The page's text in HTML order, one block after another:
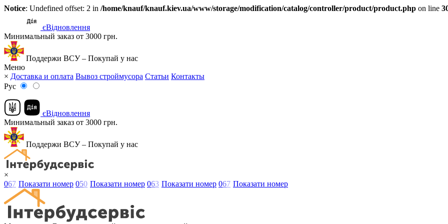
Notice: Undefined offset: 2 in /home/knauf/knauf.kiev.ua/www/storage/modification/catalog/controller/product/product.php on line
єВідновлення
Минимальный заказ от 3000 грн.
Поддержи ВСУ – Покупай у нас
Меню
× Доставка и оплата Вывоз строймусора Статьи Контакты
Рус
єВідновлення
Минимальный заказ от 3000 грн.
Поддержи ВСУ – Покупай у нас
×
067 Показати номер 050 Показати номер 063 Показати номер 067 Показати номер